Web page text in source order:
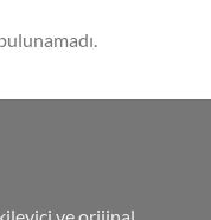
ve orijinal